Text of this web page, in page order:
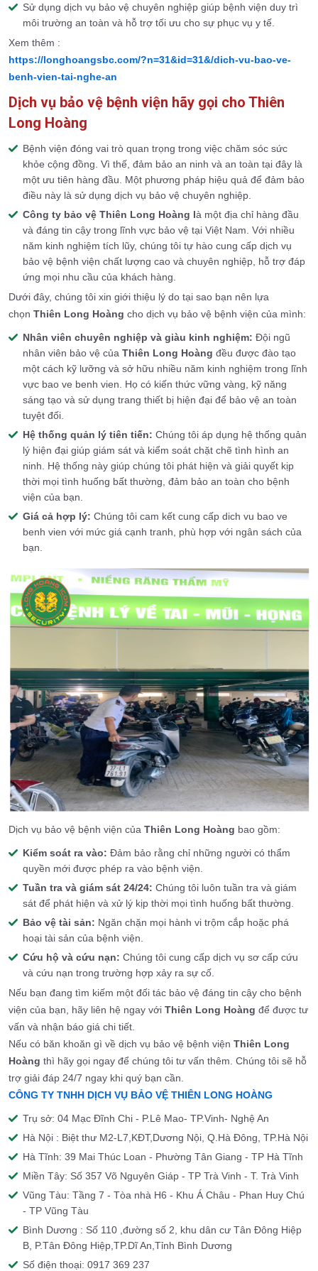
Sử dụng dịch vụ bảo vệ chuyên nghiệp giúp bệnh viện duy trì
môi trường an toàn và hỗ trợ tối ưu cho sự phục vụ y tế.
Xem thêm :
https://longhoangsbc.com/?n=31&id=31&/dich-vu-bao-ve-
benh-vien-tai-nghe-an
Dịch vụ bảo vệ bệnh viện hãy gọi cho Thiên
Long Hoàng
Bệnh viện đóng vai trò quan trọng trong việc chăm sóc sức
khỏe cộng đồng. Vì thế, đảm bảo an ninh và an toàn tại đây là
một ưu tiên hàng đầu. Một phương pháp hiệu quả để đảm bảo
điều này là sử dụng dịch vụ bảo vệ chuyên nghiệp.
Công ty bảo vệ Thiên Long Hoàng là một địa chỉ hàng đầu
và đáng tin cậy trong lĩnh vực bảo vệ tại Việt Nam. Với nhiều
năm kinh nghiệm tích lũy, chúng tôi tự hào cung cấp dịch vụ
bảo vệ bệnh viện chất lượng cao và chuyên nghiệp, hỗ trợ đáp
ứng mọi nhu cầu của khách hàng.
Dưới đây, chúng tôi xin giới thiệu lý do tại sao bạn nên lựa
chọn Thiên Long Hoàng cho dịch vụ bảo vệ bệnh viện của mình:
Nhân viên chuyên nghiệp và giàu kinh nghiệm: Đội ngũ
nhân viên bảo vệ của Thiên Long Hoàng đều được đào tạo
một cách kỹ lưỡng và sở hữu nhiều năm kinh nghiệm trong lĩnh
vực bao ve benh vien. Họ có kiến thức vững vàng, kỹ năng
sáng tạo và sử dụng trang thiết bị hiện đại để bảo vệ an toàn
tuyệt đối.
Hệ thống quản lý tiên tiến: Chúng tôi áp dụng hệ thống quản
lý hiện đại giúp giám sát và kiểm soát chặt chẽ tình hình an
ninh. Hệ thống này giúp chúng tôi phát hiện và giải quyết kịp
thời mọi tình huống bất thường, đảm bảo an toàn cho bệnh
viện của bạn.
Giá cả hợp lý: Chúng tôi cam kết cung cấp dich vu bao ve
benh vien với mức giá cạnh tranh, phù hợp với ngân sách của
bạn.
Dịch vụ bảo vệ bệnh viện của Thiên Long Hoàng bao gồm:
Kiểm soát ra vào: Đảm bảo rằng chỉ những người có thẩm
quyền mới được phép ra vào bệnh viện.
Tuần tra và giám sát 24/24: Chúng tôi luôn tuần tra và giám
sát để phát hiện và xử lý kịp thời mọi tình huống bất thường.
Bảo vệ tài sản: Ngăn chặn mọi hành vi trộm cắp hoặc phá
hoại tài sản của bệnh viện.
Cứu hộ và cứu nạn: Chúng tôi cung cấp dịch vụ sơ cấp cứu
và cứu nạn trong trường hợp xảy ra sự cố.
Nếu bạn đang tìm kiếm một đối tác bảo vệ đáng tin cậy cho bệnh
viện của bạn, hãy liên hệ ngay với Thiên Long Hoàng để được tư
vấn và nhận báo giá chi tiết.
Nếu có băn khoăn gì về dịch vụ bảo vệ bệnh viện Thiên Long
Hoàng thì hãy gọi ngay để chúng tôi tư vấn thêm. Chúng tôi sẽ hỗ
trợ giải đáp 24/7 ngay khi quý bạn cần.
CÔNG TY TNHH DỊCH VỤ BẢO VỆ THIÊN LONG HOÀNG
Trụ sở: 04 Mạc Đĩnh Chi - P.Lê Mao- TP.Vinh- Nghệ An
Hà Nội : Biệt thư M2-L7,KĐT,Dương Nội, Q.Hà Đông, TP.Hà Nội
Hà Tĩnh: 39 Mai Thúc Loan - Phường Tân Giang - TP Hà Tĩnh
Miền Tây: Số 357 Võ Nguyên Giáp - TP Trà Vinh - T. Trà Vinh
Vũng Tàu: Tầng 7 - Tòa nhà H6 - Khu Á Châu - Phan Huy Chú
- TP Vũng Tàu
Bình Dương : Số 110 ,đường số 2, khu dân cư Tân Đông Hiệp
B, P.Tân Đông Hiệp,TP.Dĩ An,Tỉnh Bình Dương
Số điện thoại: 0917 369 237